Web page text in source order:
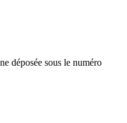
déposée sous le numéro